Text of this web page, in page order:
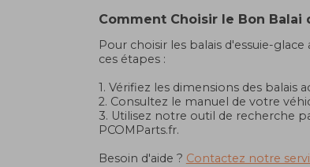
Comment Choisir le Bon Balai
Pour choisir les balais d'essuie-
ces étapes :
1. Vérifiez les dimensions des balais
2. Consultez le manuel de votre
3. Utilisez notre outil de recherche
PCOMParts.fr.
Besoin d'aide ? Contactez notre